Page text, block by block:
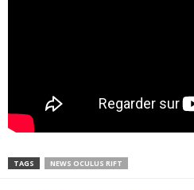
TAGS NEWS OCULUS RIFT